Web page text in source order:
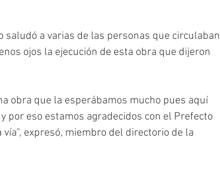
a varias de las personas que circulaban
ojos la ejecución de esta obra que dijeron
obra que la esperábamos mucho pues aquí
por eso estamos agradecidos con el Prefecto
expresó, miembro del directorio de la